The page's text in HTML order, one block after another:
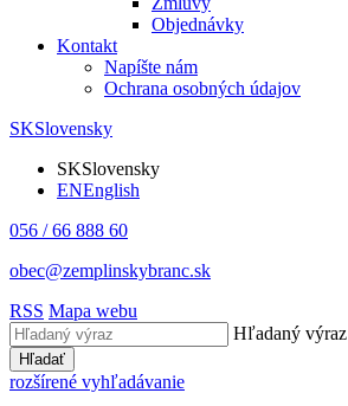
Objednávky
Kontakt
Napíšte nám
Ochrana osobných údajov
SKSlovensky
SKSlovensky
ENEnglish
056 / 66 888 60
obec@zemplinskybranc.sk
RSS Mapa webu
Hľadaný výraz
Hľadať
rozšírené vyhľadávanie